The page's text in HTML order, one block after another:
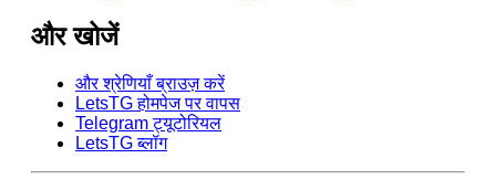
और खोजें
और श्रेणियाँ ब्राउज़ करें
LetsTG होमपेज पर वापस
Telegram ट्यूटोरियल
LetsTG ब्लॉग